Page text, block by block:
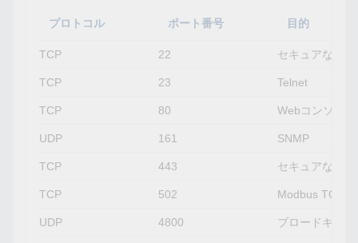
プロトコル ポート番号 目的
TCP 22 セキュアな
TCP 23 Telnet
TCP 80 Webコンソー
UDP 161 SNMP
TCP 443 セキュアな
TCP 502 Modbus TCPポ
UDP 4800 ブロードキャ